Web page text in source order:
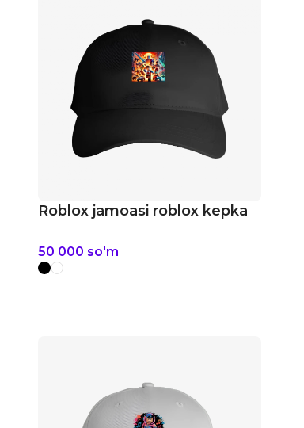
Roblox jamoasi roblox kepka
50 000 so'm